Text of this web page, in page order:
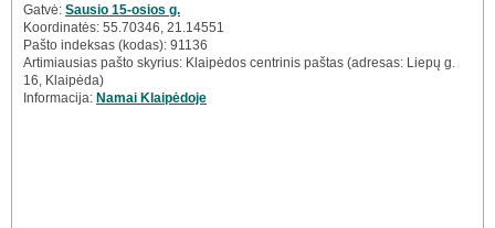
Gatvė: Sausio 15-osios g.
Koordinatės: 55.70346, 21.14551
Pašto indeksas (kodas): 91136
Artimiausias pašto skyrius: Klaipėdos centrinis paštas (adresas: Liepų g.
16, Klaipėda)
Informacija: Namai Klaipėdoje